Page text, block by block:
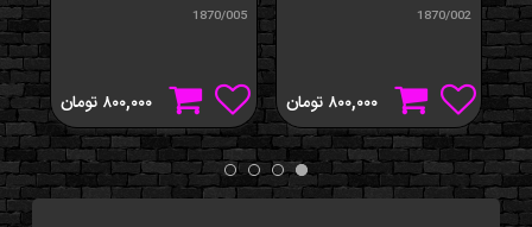
1870/002
۸۰۰,۰۰۰ تومان
1870/005
۸۰۰,۰۰۰ تومان